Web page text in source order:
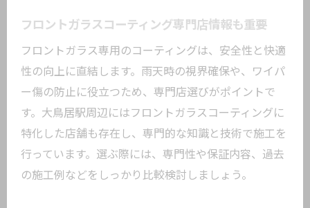
フロントガラスコーティング専門店情報も重要
フロントガラス専用のコーティングは、安全性と快適
性の向上に直結します。雨天時の視界確保や、ワイパ
ー傷の防止に役立つため、専門店選びがポイントで
す。大鳥居駅周辺にはフロントガラスコーティングに
特化した店舗も存在し、専門的な知識と技術で施工を
行っています。選ぶ際には、専門性や保証内容、過去
の施工例などをしっかり比較検討しましょう。